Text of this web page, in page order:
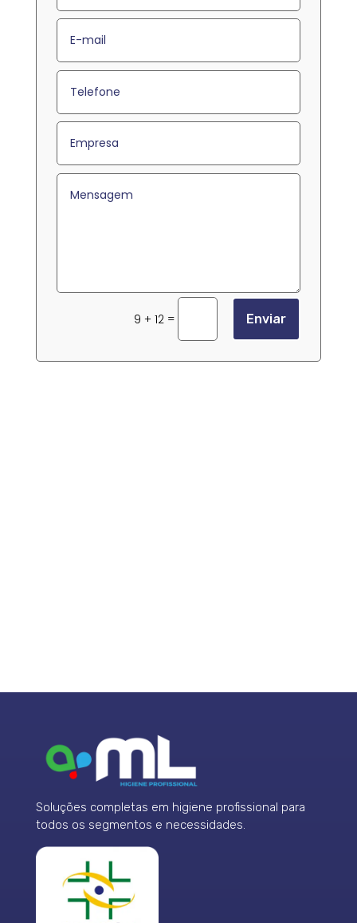
9 + 12 = Enviar
Soluções completas em higiene profissional para
todos os segmentos e necessidades.